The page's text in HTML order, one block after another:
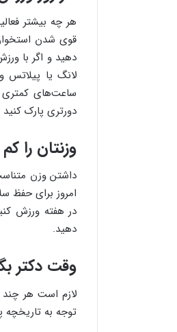
هر چه بیشتر
قوی شدن
دهید و اگر با
لانگ یا پیلاتس
دورتری پارک
وزنتان را
داشتن وزن
در هفته ورزش
دهید.
وقت دکتر
لازم است هر چند
توجه به تاریخچه